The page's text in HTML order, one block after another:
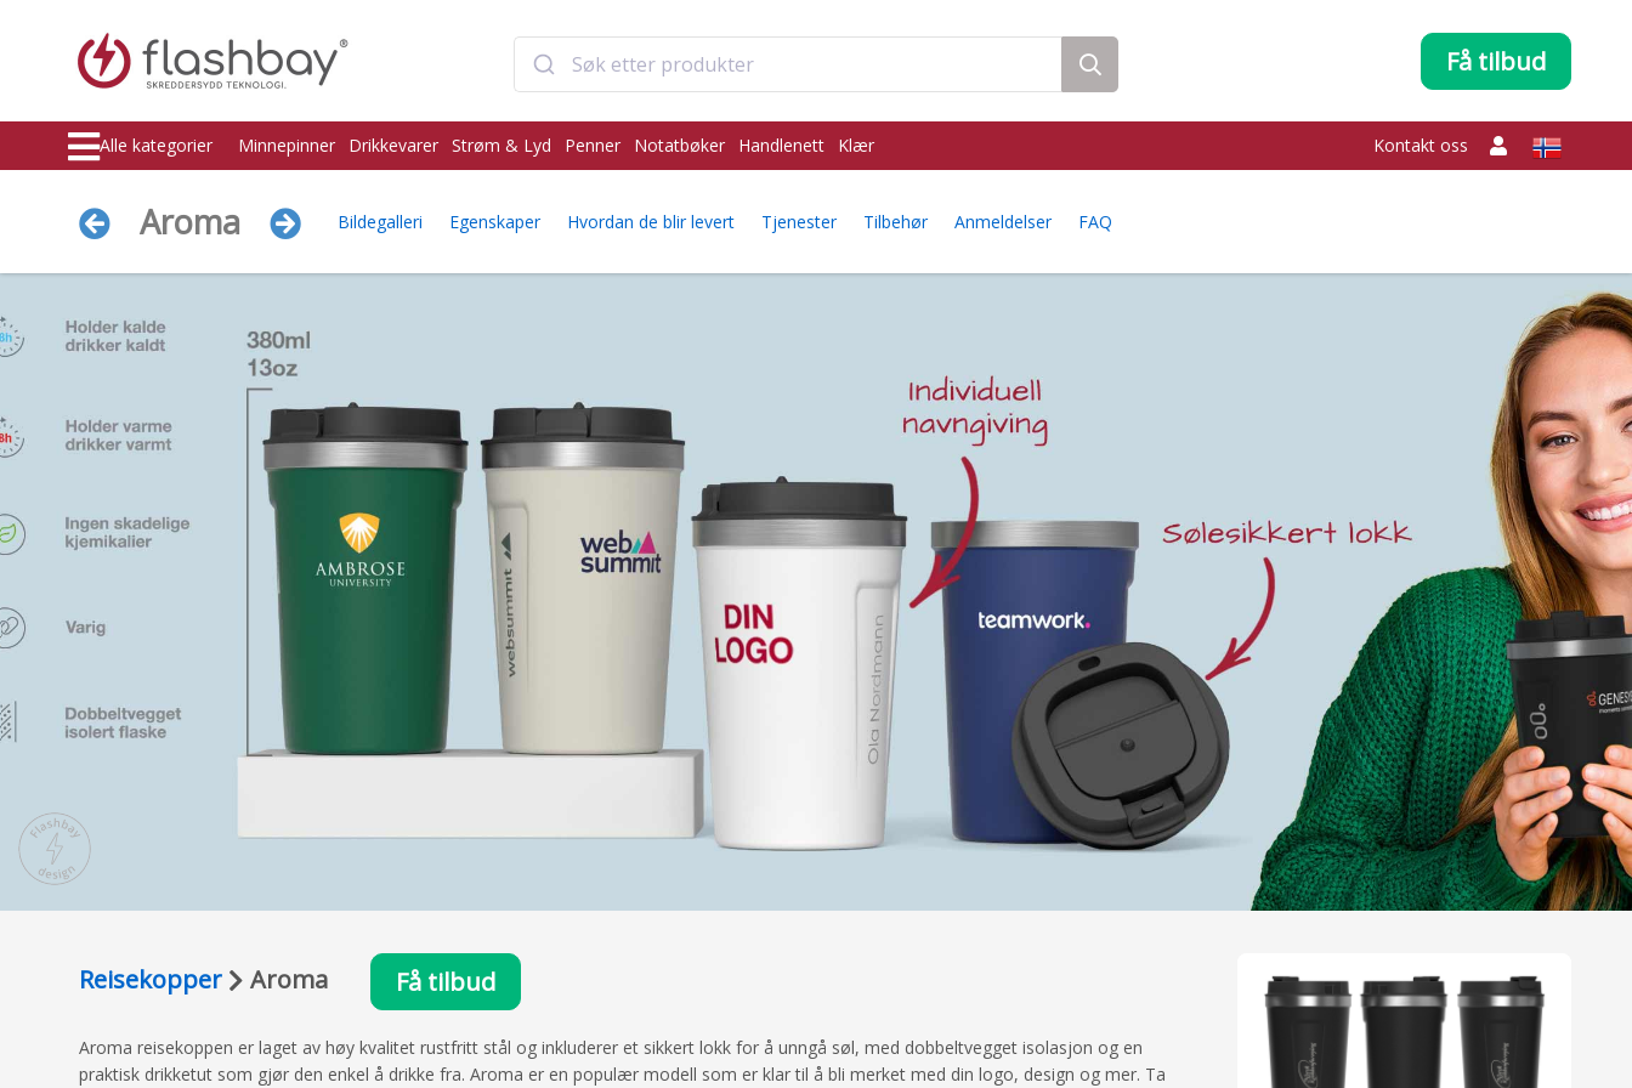
Få tilbud
Alle kategorier Minnepinner Drikkevarer Strøm & Lyd Penner Notatbøker Handlenett Klær Kontakt oss
Aroma Bildegalleri Egenskaper Hvordan de blir levert Tjenester Tilbehør Anmeldelser FAQ
Reisekopper Aroma Få tilbud
Aroma reisekoppen er laget av høy kvalitet rustfritt stål og inkluderer et sikkert lokk for å unngå søl, med dobbeltvegget isolasjon og en
praktisk drikketut som gjør den enkel å drikke fra. Aroma er en populær modell som er klar til å bli merket med din logo, design og mer. Ta